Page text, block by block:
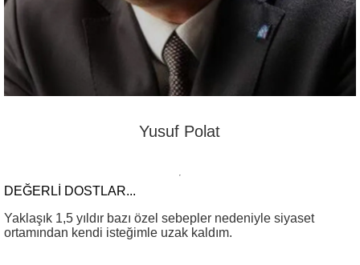
Yusuf Polat
DEĞERLI DOSTLAR...
Yaklaşık 1,5 yıldır bazı özel sebepler nedeniyle siyaset
ortamından kendi isteğimle uzak kaldım.